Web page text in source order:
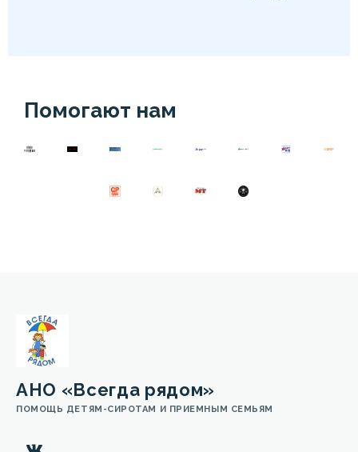
Помогают нам
АНО «Всегда рядом»
ПОМОЩЬ ДЕТЯМ-СИРОТАМ И ПРИЕМНЫМ СЕМЬЯМ